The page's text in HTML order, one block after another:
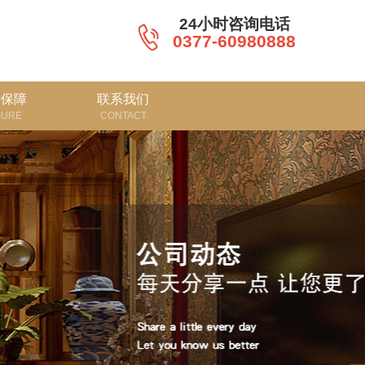
24小时咨询电话
0377-60980888
障 联系我们
CONTACT